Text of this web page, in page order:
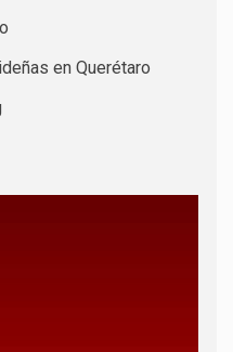
en Querétaro